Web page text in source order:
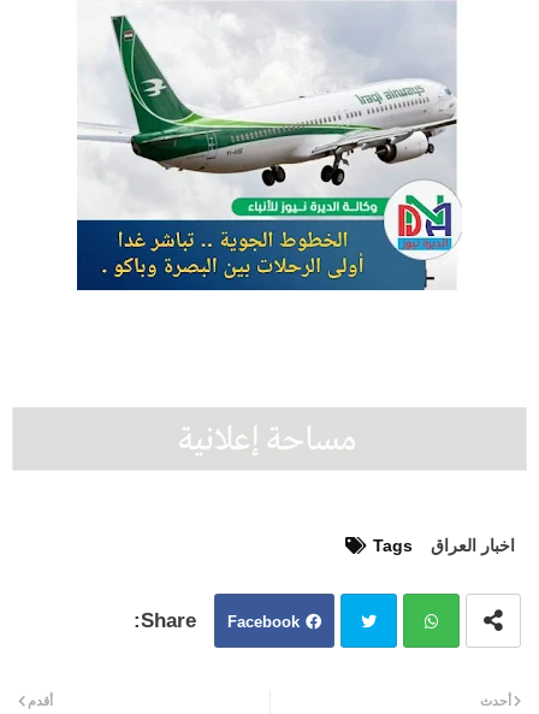
Tags اخبار العراق
Facebook
أحدث أقدم